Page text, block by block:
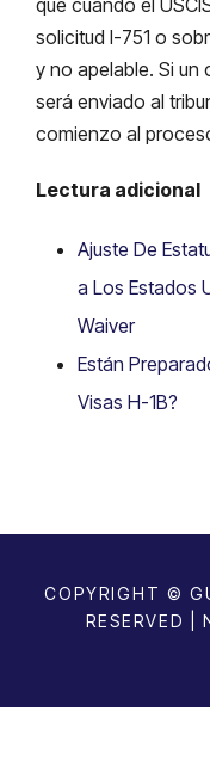
solicitud I-751 o
y no apelable. Si un
será enviado al
comienzo al
Lectura adicional
Ajuste De
a Los Estados
Waiver
Están
Visas H-1B?
COPYRIGHT ©
RESERVED |